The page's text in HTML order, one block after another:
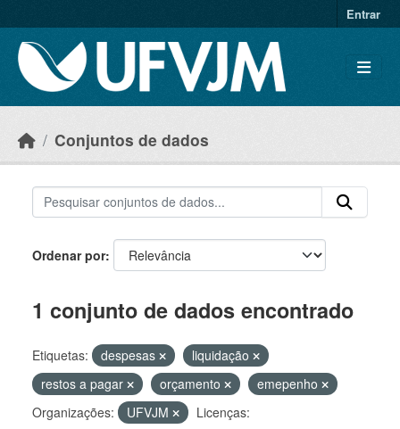
Entrar
Conjuntos de dados
Ordenar por
1 conjunto de dados encontrado
Etiquetas: despesas
liquidação
restos a pagar
orçamento
emepenho
Organizações:
UFVJM
Licenças: